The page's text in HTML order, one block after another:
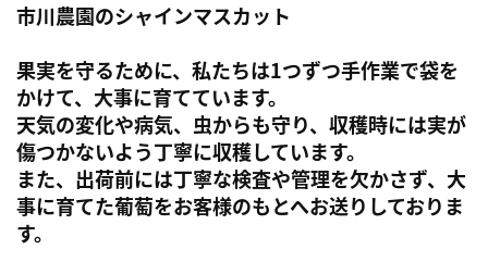
市川農園のシャインマスカット
果実を守るために、私たちは1つずつ手作業で袋を
かけて、大事に育てています。
天気の変化や病気、虫からも守り、収穫時には実が
傷つかないよう丁寧に収穫しています。
また、出荷前には丁寧な検査や管理を欠かさず、大
事に育てた葡萄をお客様のもとへお送りしておりま
す。